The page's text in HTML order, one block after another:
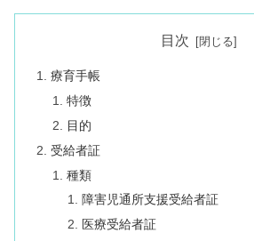
目次
療育手帳
特徴
目的
受給者証
種類
障害児通所支援受給者証
医療受給者証